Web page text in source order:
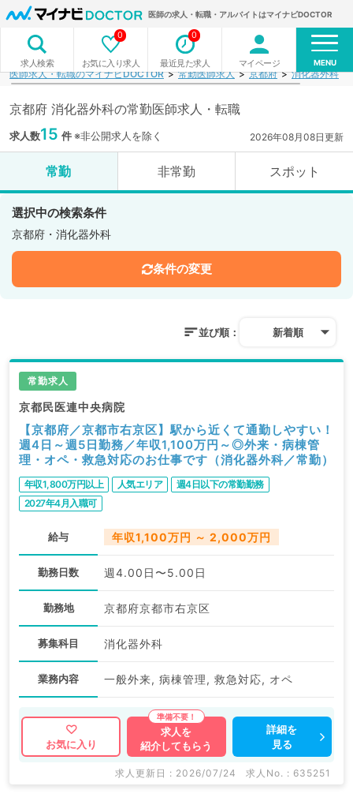
医師の求人・転職・アルバイトはマイナビDOCTOR
求人検索 お気に入り求人
0
最近見た求人
0
マイページ MENU
医師求人・転職のマイナビDOCTOR 常勤医師求人 京都府 消化器外科
京都府 消化器外科の常勤医師求人・転職
求人数15 件※非公開求人を除く 2026年08月08日更新
常勤 非常勤 スポット
選択中の検索条件
京都府・消化器外科
条件の変更
並び順： 新着順
常勤求人
京都民医連中央病院
【京都府／京都市右京区】駅から近くて通勤しやすい！
週4日～週5日勤務／年収1,100万円～◎外来・病棟管
理・オペ・救急対応のお仕事です（消化器外科／常勤）
年収1,800万円以上 人気エリア
週4日以下の常勤勤務
2027年4月入職可
給与 年収1,100万円 ～ 2,000万円
勤務日数 週4.00日〜5.00日
勤務地 京都府京都市右京区
募集科目 消化器外科
業務内容 一般外来, 病棟管理, 救急対応, オペ
お気に入り
求人を
紹介してもらう
詳細を
見る
求人更新日 : 2026/07/24 求人No. : 635251